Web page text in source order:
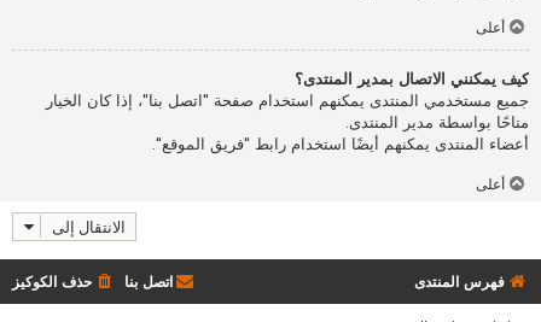
أعلى
كيف يمكنني الاتصال بمدير المنتدى؟
جميع مستخدمي المنتدى يمكنهم استخدام صفحة "اتصل بنا"، إذا كان الخيار
متاحًا بواسطة مدير المنتدى.
أعضاء المنتدى يمكنهم أيضًا استخدام رابط "فريق الموقع".
أعلى
الانتقال إلى
فهرس المنتدى حذف الكوكيز اتصل بنا